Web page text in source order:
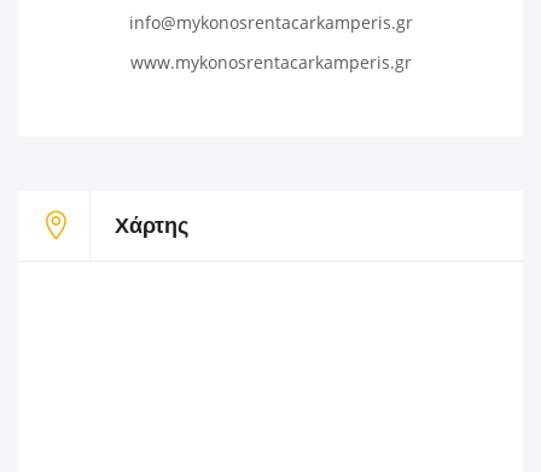
info@mykonosrentacarkamperis.gr
www.mykonosrentacarkamperis.gr
Χάρτης